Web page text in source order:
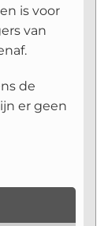
is voor
van
de
er geen